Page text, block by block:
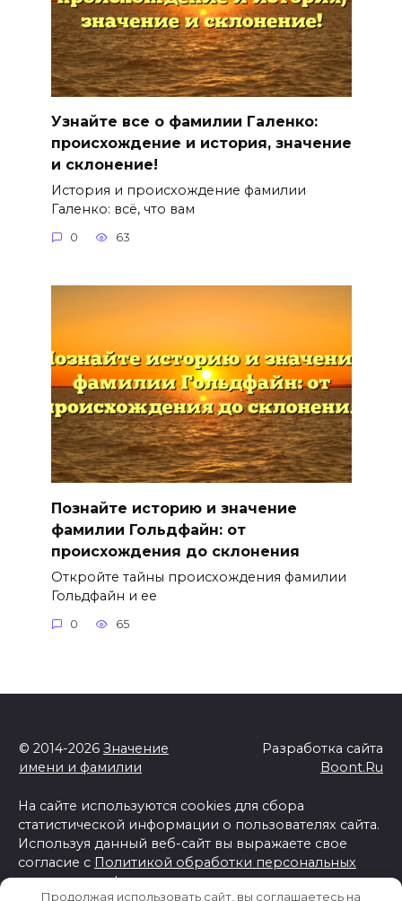
Узнайте все о фамилии Галенко:
происхождение и история, значение
и склонение!
История и происхождение фамилии
Галенко: всё, что вам
0 63
Познайте историю и значение
фамилии Гольдфайн: от
происхождения до склонения
Откройте тайны происхождения фамилии
Гольдфайн и ее
0 65
© 2014-2026 Значение
имени и фамилии
Разработка сайта
Boont.Ru
На сайте используются cookies для сбора
статистической информации о пользователях сайта.
Используя данный веб-сайт вы выражаете свое
согласие с Политикой обработки персональных
данных и конфиденциальности
Продолжая использовать сайт, вы соглашаетесь на